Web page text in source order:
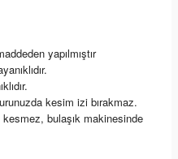
yapılmıştır
kesim izi bırakmaz.
bulaşık makinesinde